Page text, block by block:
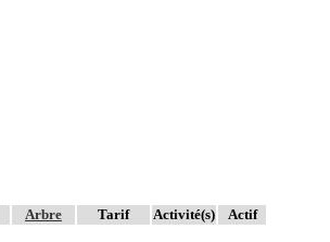
Arbre Tarif Activité(s) Actif